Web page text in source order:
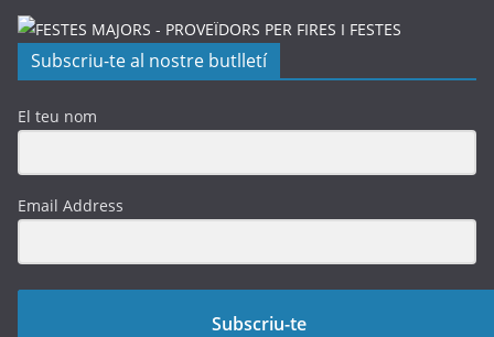
Subscriu-te al nostre butlletí
El teu nom
Email Address
Subscriu-te